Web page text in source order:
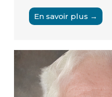
En savoir plus →